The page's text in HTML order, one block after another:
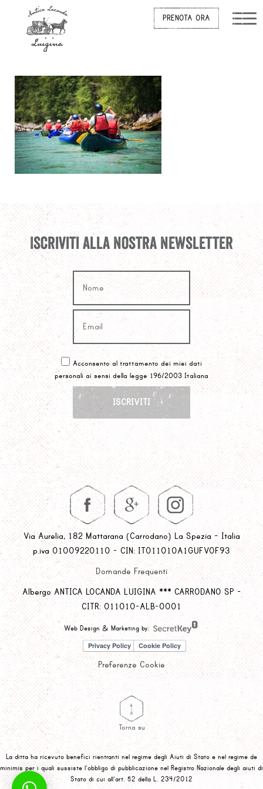
PRENOTA ORA
Iscriviti alla nostra newsletter
Acconsento al trattamento dei miei dati
personali ai sensi della legge 196/2003 Italiana
Via Aurelia, 182 Mattarana (Carrodano) La Spezia - Italia
p.iva 01009220110 - CIN: IT011010A1GUFVOF93
Domande Frequenti
Albergo ANTICA LOCANDA LUIGINA *** CARRODANO SP -
CITR: 011010-ALB-0001
Web Design & Marketing by:
Preferenze Cookie
Torna su
La ditta ha ricevuto benefici rientranti nel regime degli Aiuti di Stato e nel regime de
minimis per i quali sussiste l’obbligo di pubblicazione nel Registro Nazionale degli aiuti di
Stato di cui all’art. 52 della L. 234/2012